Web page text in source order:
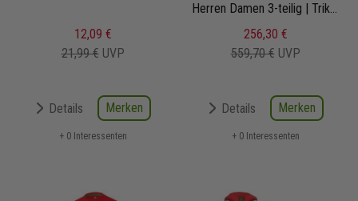
12,09 €
21,99 € UVP
Details Merken
+ 0 Interessenten
Herren Damen 3-teilig | Trikot langarm Shorts Stutzenstrumpf | Fussball Trikot Set
256,30 €
559,70 € UVP
Details Merken
+ 0 Interessenten